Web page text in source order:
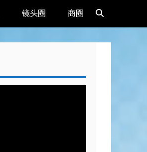
镜头圈 商圈